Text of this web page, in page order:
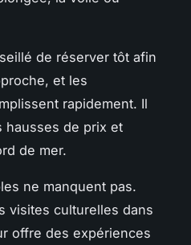
de réserver tôt afin
et les
rapidement. Il
hausses de prix et
de mer.
ne manquent pas.
visites culturelles dans
offre des expériences